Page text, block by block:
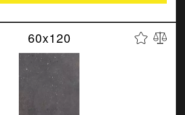
60x120